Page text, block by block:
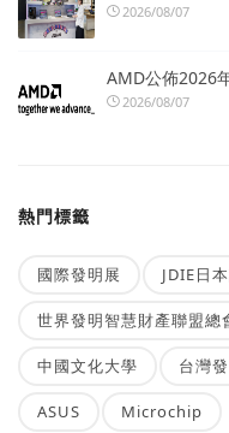
2026/08/07
AMD公佈2026
2026/08/07
熱門標籤
國際發明展 JDIE日
世界發明智慧財產聯盟總
中國文化大學 台灣
ASUS Microchip